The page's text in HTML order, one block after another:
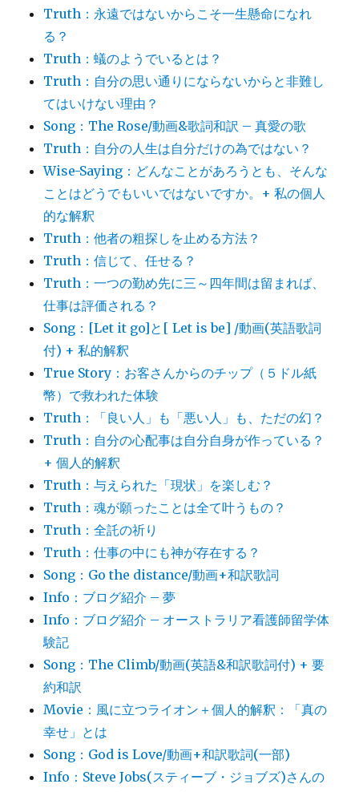
Truth：永遠ではないからこそ一生懸命になれ
る？
Truth：蟻のようでいるとは？
Truth：自分の思い通りにならないからと非難し
てはいけない理由？
Song：The Rose/動画&歌詞和訳 – 真愛の歌
Truth：自分の人生は自分だけの為ではない？
Wise-Saying：どんなことがあろうとも、そんな
ことはどうでもいいではないですか。+ 私の個人
的な解釈
Truth：他者の粗探しを止める方法？
Truth：信じて、任せる？
Truth：一つの勤め先に三～四年間は留まれば、
仕事は評価される？
Song：[Let it go]と[ Let is be] /動画(英語歌詞
付) + 私的解釈
True Story：お客さんからのチップ（５ドル紙
幣）で救われた体験
Truth：「良い人」も「悪い人」も、ただの幻？
Truth：自分の心配事は自分自身が作っている？
+ 個人的解釈
Truth：与えられた「現状」を楽しむ？
Truth：魂が願ったことは全て叶うもの？
Truth：全託の祈り
Truth：仕事の中にも神が存在する？
Song：Go the distance/動画+和訳歌詞
Info：ブログ紹介 – 夢
Info：ブログ紹介 – オーストラリア看護師留学体
験記
Song：The Climb/動画(英語&和訳歌詞付) + 要
約和訳
Movie：風に立つライオン＋個人的解釈：「真の
幸せ」とは
Song：God is Love/動画+和訳歌詞(一部)
Info：Steve Jobs(スティーブ・ジョブズ)さんの